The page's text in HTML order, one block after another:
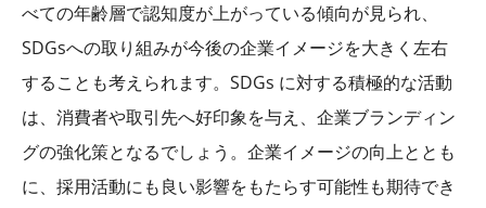
べての年齢層で認知度が上がっている傾向が見られ、
SDGsへの取り組みが今後の企業イメージを大きく左右
することも考えられます。 SDGs に対する積極的な活動
は、消費者や取引先へ好印象を与え、企業ブランディン
グの強化策となるでしょう。企業イメージの向上ととも
に、採用活動にも良い影響をもたらす可能性も期待でき